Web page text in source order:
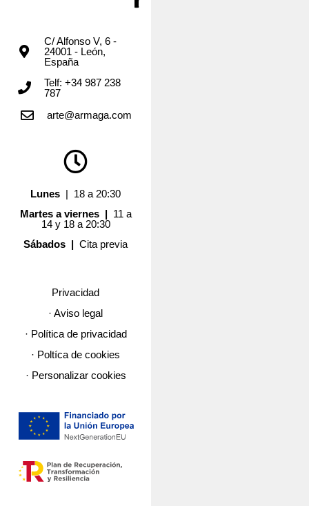
C/ Alfonso V, 6 -
24001 - León,
España
Telf: +34 987 238
787
arte@armaga.com
Lunes | 18 a 20:30
Martes a viernes | 11 a
14 y 18 a 20:30
Sábados |Cita previa
Privacidad
· Aviso legal
· Política de privacidad
· Poltíca de cookies
· Personalizar cookies